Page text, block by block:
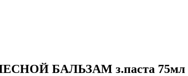
БАЛЬЗАМ з.паста 75мл